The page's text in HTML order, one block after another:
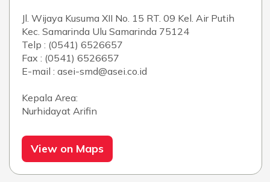
Jl. Wijaya Kusuma XII No. 15 RT. 09 Kel. Air Putih
Kec. Samarinda Ulu Samarinda 75124
Telp : (0541) 6526657
Fax : (0541) 6526657
E-mail : asei-smd@asei.co.id
Kepala Area:
Nurhidayat Arifin
View on Maps